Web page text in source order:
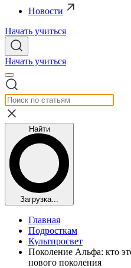
Новости
Начать учиться
Начать учиться
Найти
Загрузка...
Главная
Подросткам
Культпросвет
Поколение Альфа: кто
нового поколения